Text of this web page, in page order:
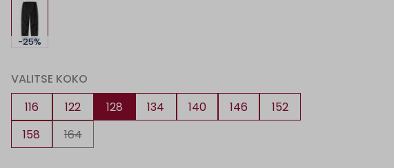
-25%
VALITSE KOKO
116
122 128 134 140 146
152
158
164